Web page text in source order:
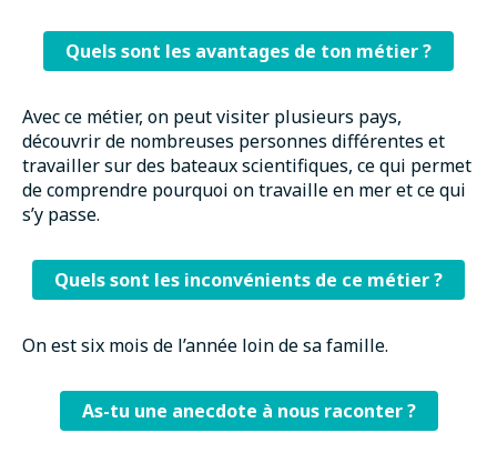
Quels sont les avantages de ton métier ?
Avec ce métier, on peut visiter plusieurs pays,
découvrir de nombreuses personnes différentes et
travailler sur des bateaux scientifiques, ce qui permet
de comprendre pourquoi on travaille en mer et ce qui
s’y passe.
Quels sont les inconvénients de ce métier ?
On est six mois de l’année loin de sa famille.
As-tu une anecdote à nous raconter ?